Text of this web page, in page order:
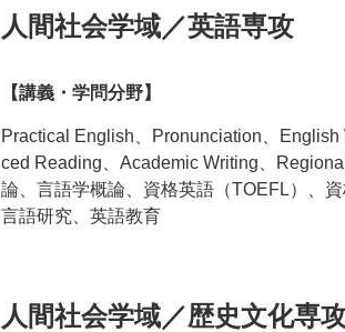
人間社会学域／英語専攻
【講義・学問分野】
Practical English、Pronunciation、
ced Reading、Academic Writing、
論、言語学概論、資格英語（TOEFL）、
言語研究、英語教育
人間社会学域／歴史文化専